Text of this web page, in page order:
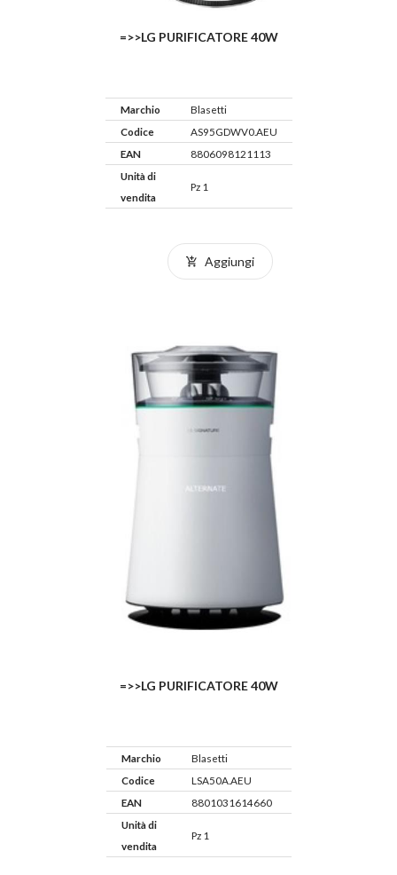
=>>LG PURIFICATORE 40W
Marchio
Blasetti
Codice
AS95GDWV0.AEU
EAN
8806098121113
Unità di
vendita
Pz 1
Aggiungi
=>>LG PURIFICATORE 40W
Marchio
Blasetti
Codice
LSA50A.AEU
EAN
8801031614660
Unità di
vendita
Pz 1